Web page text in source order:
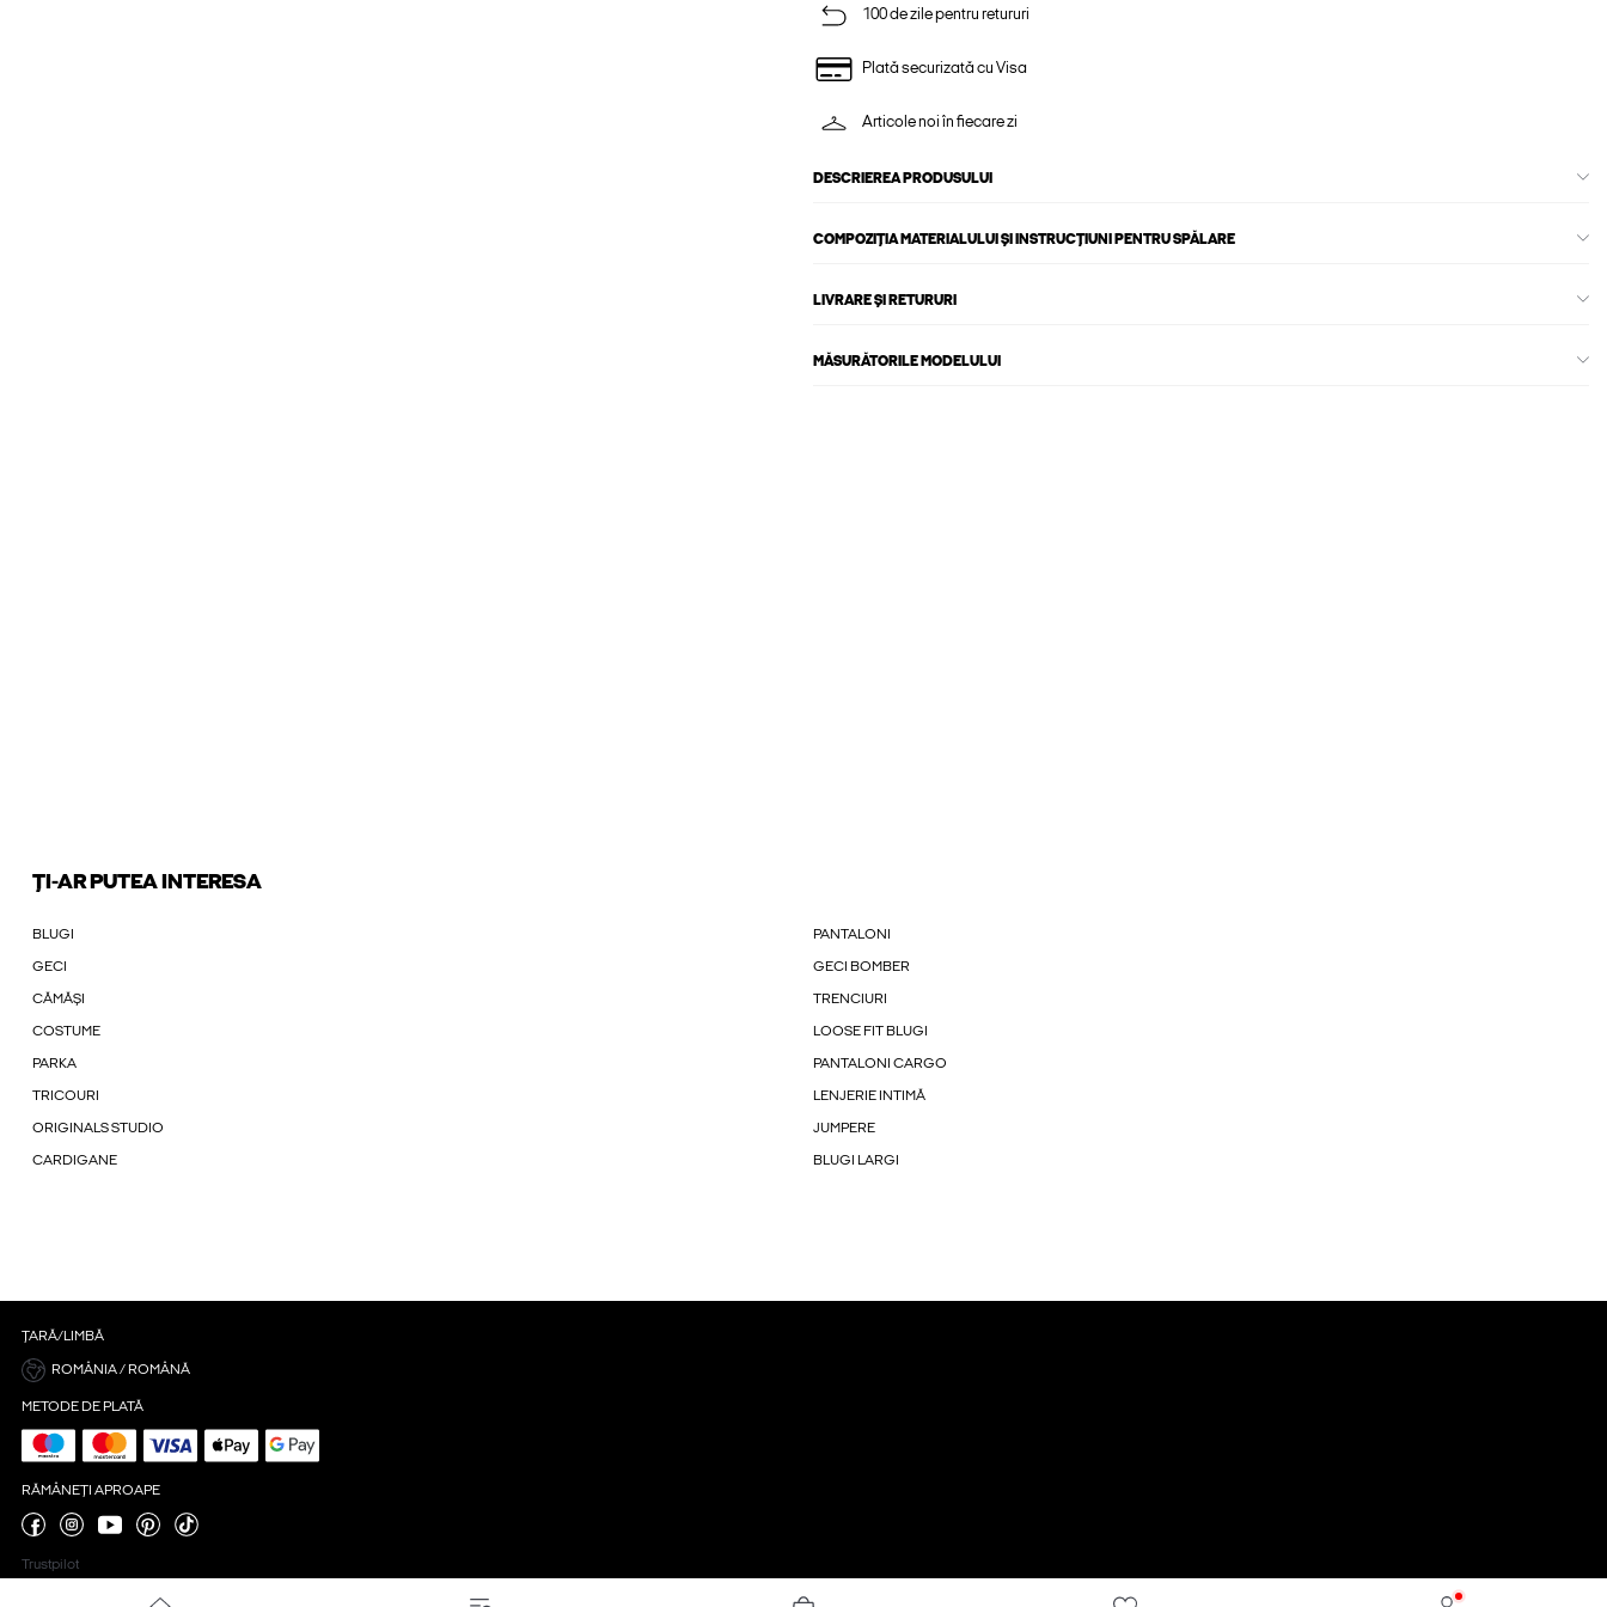
100 de zile pentru retururi
Plată securizată cu Visa
Articole noi în fiecare zi
DESCRIEREA PRODUSULUI
COMPOZIȚIA MATERIALULUI ȘI INSTRUCȚIUNI PENTRU SPĂLARE
LIVRARE ȘI RETURURI
MĂSURĂTORILE MODELULUI
ȚI-AR PUTEA INTERESA
BLUGI PANTALONI
GECI GECI BOMBER
CĂMĂȘI TRENCIURI
COSTUME LOOSE FIT BLUGI
PARKA PANTALONI CARGO
TRICOURI LENJERIE INTIMĂ
ORIGINALS STUDIO JUMPERE
CARDIGANE BLUGI LARGI
ȚARĂ/LIMBĂ
ROMÂNIA / ROMÂNĂ
METODE DE PLATĂ
RĂMÂNEȚI APROAPE
Trustpilot